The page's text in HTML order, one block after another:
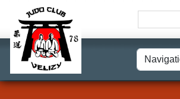
Panneau de gestion des cookies